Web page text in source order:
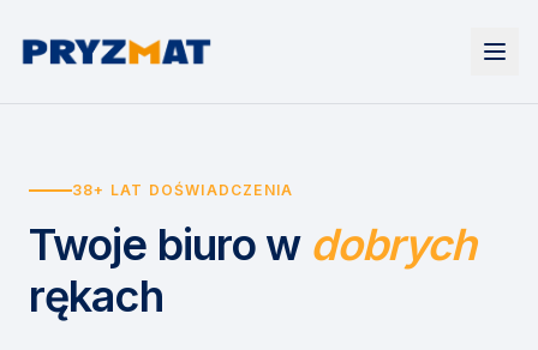
Urządzenia
Drukarki i urządzenia wielofunkcyjne
Etykiety i identyfikacja
Skanery i obieg dokumentów
Monitory interaktywne
Niszczarki dokumentów
Wynajem drukarek
Wynajem urządzeń biurowych
Asystent druku
EZD RP
Misja szkoła
Serwis
38+ LAT DOŚWIADCZENIA
Twoje biuro w dobrych
rękach